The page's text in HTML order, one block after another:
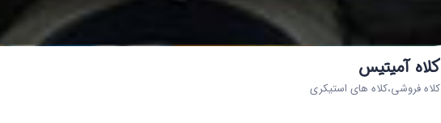
کلاه آمیتیس
کلاه فروشی،کلاه های استیکری